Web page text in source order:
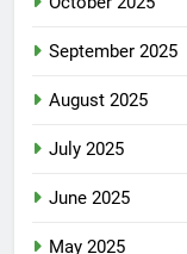
September 2025
August 2025
July 2025
June 2025
May 2025